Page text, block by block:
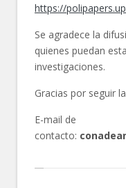
https://
Se agradece la
quienes puedan
investigaciones.
Gracias por seguir
E-mail de
contacto: